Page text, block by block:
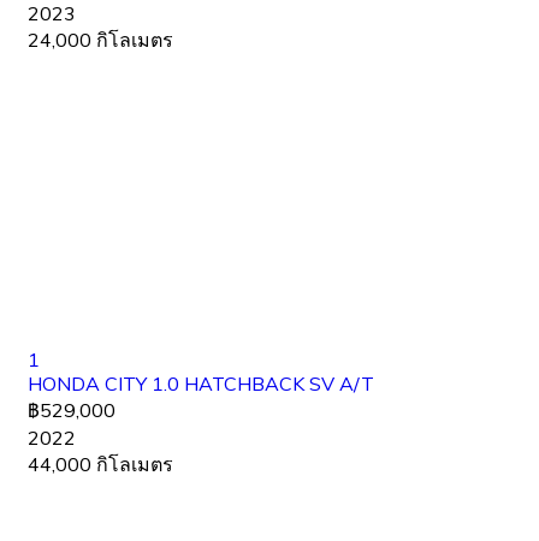
2023
24,000 กิโลเมตร
1
HONDA CITY 1.0 HATCHBACK SV A/T
฿529,000
2022
44,000 กิโลเมตร